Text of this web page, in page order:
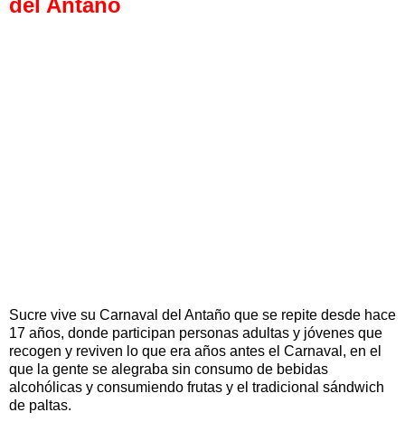
del Antaño
Sucre vive su Carnaval del Antaño que se repite desde hace
17 años, donde participan personas adultas y jóvenes que
recogen y reviven lo que era años antes el Carnaval, en el
que la gente se alegraba sin consumo de bebidas
alcohólicas y consumiendo frutas y el tradicional sándwich
de paltas.